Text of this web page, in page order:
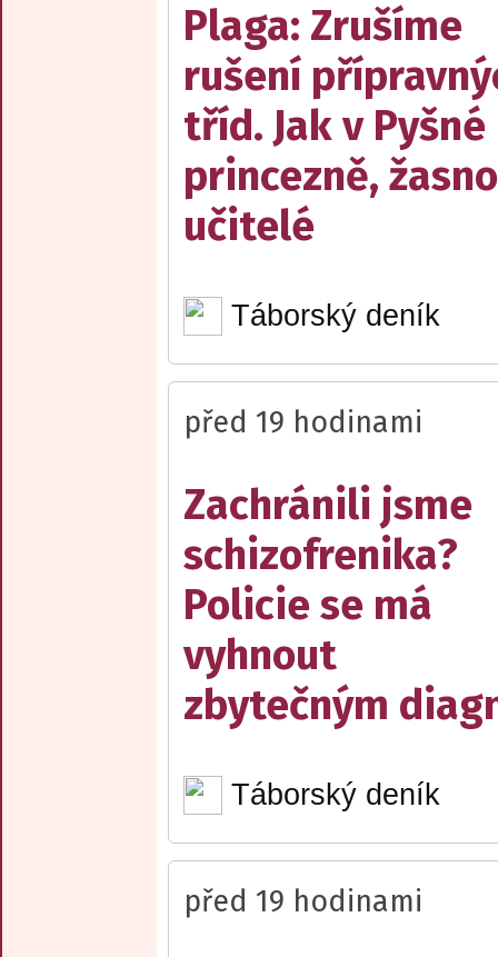
Plaga: Zrušíme
rušení
tříd. Jak v Pyšné
princezně,
učitelé
Táborský deník
před 19 hodinami
Zachránili jsme
schizofrenika?
Policie se má
vyhnout
zbytečným
Táborský deník
před 19 hodinami